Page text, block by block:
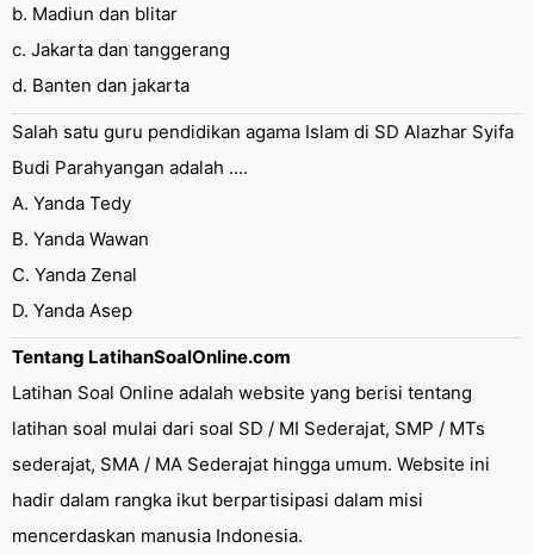
b. Madiun dan blitar
c. Jakarta dan tanggerang
d. Banten dan jakarta
Salah satu guru pendidikan agama Islam di SD Alazhar Syifa
Budi Parahyangan adalah ….
A. Yanda Tedy
B. Yanda Wawan
C. Yanda Zenal
D. Yanda Asep
Tentang LatihanSoalOnline.com
Latihan Soal Online adalah website yang berisi tentang
latihan soal mulai dari soal SD / MI Sederajat, SMP / MTs
sederajat, SMA / MA Sederajat hingga umum. Website ini
hadir dalam rangka ikut berpartisipasi dalam misi
mencerdaskan manusia Indonesia.